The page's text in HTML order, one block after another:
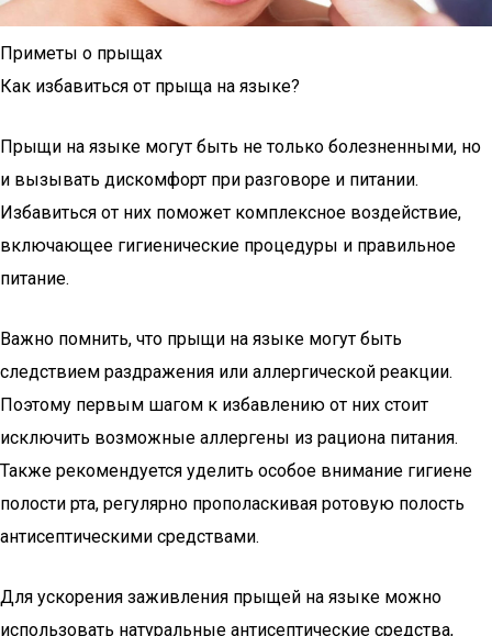
Приметы о прыщах
Как избавиться от прыща на языке?
Прыщи на языке могут быть не только болезненными, но
и вызывать дискомфорт при разговоре и питании.
Избавиться от них поможет комплексное воздействие,
включающее гигиенические процедуры и правильное
питание.
Важно помнить, что прыщи на языке могут быть
следствием раздражения или аллергической реакции.
Поэтому первым шагом к избавлению от них стоит
исключить возможные аллергены из рациона питания.
Также рекомендуется уделить особое внимание гигиене
полости рта, регулярно прополаскивая ротовую полость
антисептическими средствами.
Для ускорения заживления прыщей на языке можно
использовать натуральные антисептические средства,